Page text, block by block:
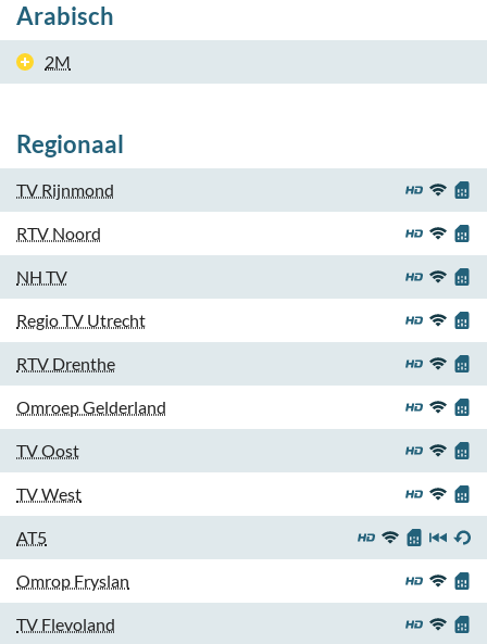
Arabisch
2M
Regionaal
TV Rijnmond
RTV Noord
NH TV
Regio TV Utrecht
RTV Drenthe
Omroep Gelderland
TV Oost
TV West
AT5
Omrop Fryslan
TV Flevoland